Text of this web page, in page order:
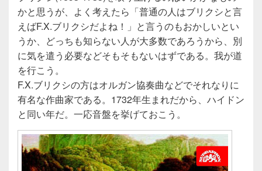
かと思うが、よく考えたら「普通の人はブリクシと言
えばF.X.ブリクシだよね！」と言うのもおかしいとい
うか、どっちも知らない人が大多数であろうから、別
に気を遣う必要などそもそもないはずである。我が道
を行こう。
F.X.ブリクシの方はオルガン協奏曲などでそれなりに
有名な作曲家である。1732年生まれだから、ハイドン
と同い年だ。一応音盤を挙げておこう。